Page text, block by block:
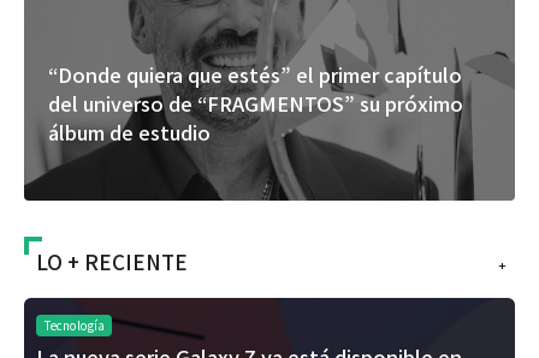
“Donde quiera que estés” el primer capítulo
del universo de “FRAGMENTOS” su próximo
álbum de estudio
+
LO + RECIENTE
Tecnología